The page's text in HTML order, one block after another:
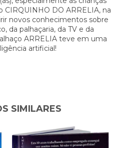
DO ARRELIA, na
novos conhecimentos sobre
da palhaçaria, da TV e da
ARRELIA teve em uma
artificial!
SIMILARES